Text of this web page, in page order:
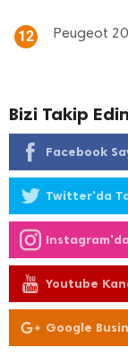
12 Peugeot
Bizi Takip Edin
Facebook
Twitter'da
Youtube
Google